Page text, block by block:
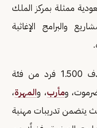
ممثلة بمركز الملك
والبرامج الإغاثية
الجدير بالذكر أن المشروع يستهدف 1.500 فرد من فئة
ومأرب، والمهرة،
يتضمن تدريبات مهنية